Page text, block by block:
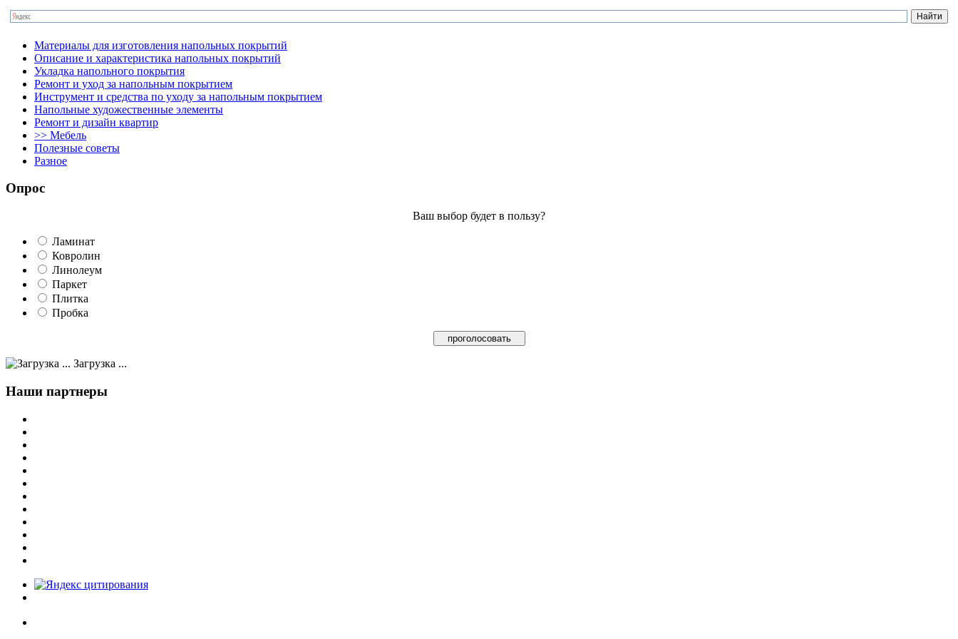
Материалы для изготовления напольных покрытий
Описание и характеристика напольных покрытий
Укладка напольного покрытия
Ремонт и уход за напольным покрытием
Инструмент и средства по уходу за напольным покрытием
Напольные художественные элементы
Ремонт и дизайн квартир
>> Мебель
Полезные советы
Разное
Опрос
Ваш выбор будет в пользу?
Ламинат
Ковролин
Линолеум
Паркет
Плитка
Пробка
Загрузка ...
Наши партнеры